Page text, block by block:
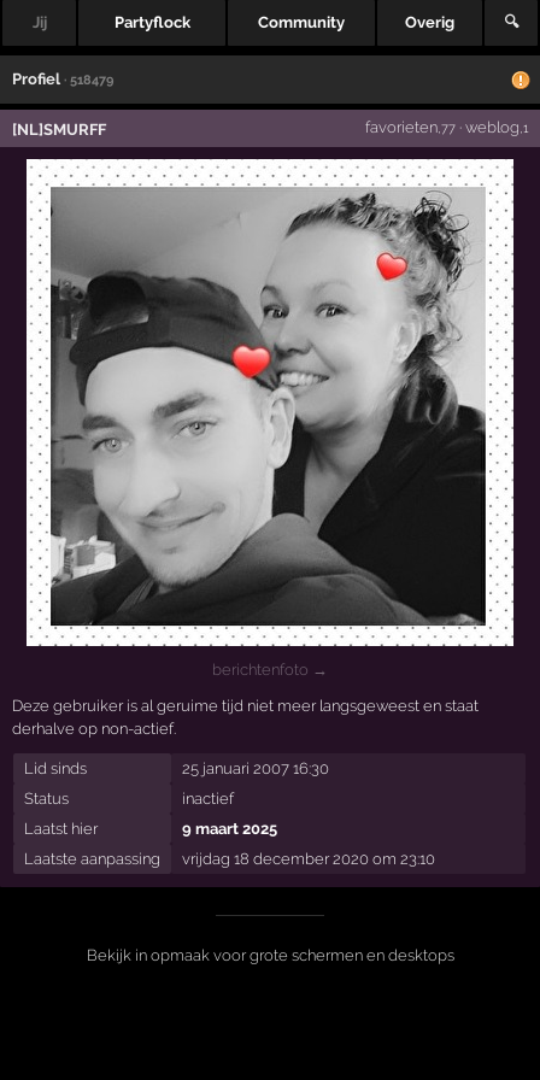
Jij Partyflock Community Overig 🔍
Profiel · 518479
[NL]SMURFF favorieten,77· weblog ,1
berichtenfoto →
Deze gebruiker is al geruime tijd niet meer langsgeweest en staat
derhalve op non-actief.
Lid sinds
25 januari 2007 16:30
Status
inactief
Laatst hier
9 maart 2025
Laatste aanpassing
vrijdag 18 december 2020 om 23:10
Bekijk in opmaak voor grote schermen en desktops